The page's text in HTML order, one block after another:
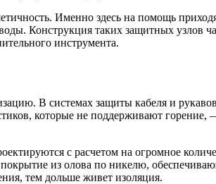
Именно здесь на помощь
Конструкция таких защитных узлов
инструмента.
В системах защиты кабеля и
которые не поддерживают
с расчетом на огромное
из олова по никелю,
тем дольше живет изоляция.